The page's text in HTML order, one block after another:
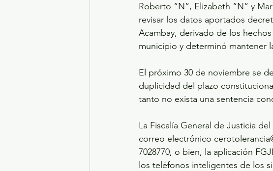
Roberto “N”, Elizabeth “N” y
revisar los datos aportados
Acambay, derivado de los
municipio y determinó mantener
El próximo 30 de noviembre se
duplicidad del plazo
tanto no exista una sentencia
La Fiscalía General de Justicia
correo electrónico
7028770, o bien, la aplicación
los teléfonos inteligentes de los